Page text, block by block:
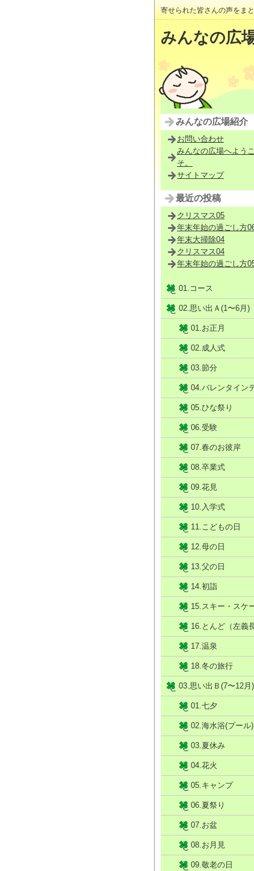
寄せられた皆さんの声をま
みんなの広
みんなの広場紹介
お問い合わせ
みんなの広場へようこ
そ。
サイトマップ
最近の投稿
クリスマス05
年末年始の過ごし方
年末大掃除04
クリスマス04
年末年始の過ごし方
01.コース
02.思い出Ａ(1〜6月)
01.お正月
02.成人式
03.節分
04.バレンタイン
05.ひな祭り
06.受験
07.春のお彼岸
08.卒業式
09.花見
10.入学式
11.こどもの日
12.母の日
13.父の日
14.初詣
15.スキー・スケ
16.とんど（左義長
17.温泉
18.冬の旅行
03.思い出Ｂ(7〜12月)
01.七夕
02.海水浴(プール)
03.夏休み
04.花火
05.キャンプ
06.夏祭り
07.お盆
08.お月見
09.敬老の日